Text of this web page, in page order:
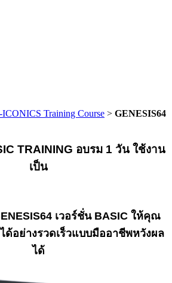
Training Course > GENESIS64
TRAINING อบรม 1 วัน ใช้งาน
เป็น
เวอร์ชั่น BASIC ให้คุณ
ด้อย่างรวดเร็วแบบมืออาชีพหวังผล
ได้